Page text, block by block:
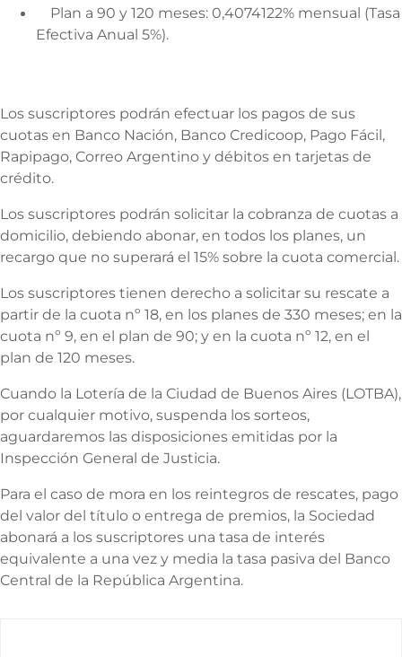
Plan a 90 y 120 meses: 0,4074122% mensual (Tasa
Efectiva Anual 5%).
Los suscriptores podrán efectuar los pagos de sus
cuotas en Banco Nación, Banco Credicoop, Pago Fácil,
Rapipago, Correo Argentino y débitos en tarjetas de
crédito.
Los suscriptores podrán solicitar la cobranza de cuotas a
domicilio, debiendo abonar, en todos los planes, un
recargo que no superará el 15% sobre la cuota comercial.
Los suscriptores tienen derecho a solicitar su rescate a
partir de la cuota nº 18, en los planes de 330 meses; en la
cuota nº 9, en el plan de 90; y en la cuota nº 12, en el
plan de 120 meses.
Cuando la Lotería de la Ciudad de Buenos Aires (LOTBA),
por cualquier motivo, suspenda los sorteos,
aguardaremos las disposiciones emitidas por la
Inspección General de Justicia.
Para el caso de mora en los reintegros de rescates, pago
del valor del título o entrega de premios, la Sociedad
abonará a los suscriptores una tasa de interés
equivalente a una vez y media la tasa pasiva del Banco
Central de la República Argentina.